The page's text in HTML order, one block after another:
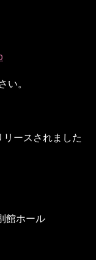
。
ースされました
館ホール